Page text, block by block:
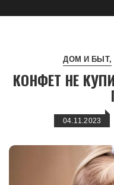
ДОМ И БЫТ
КОНФЕТ НЕ
04.11.2023